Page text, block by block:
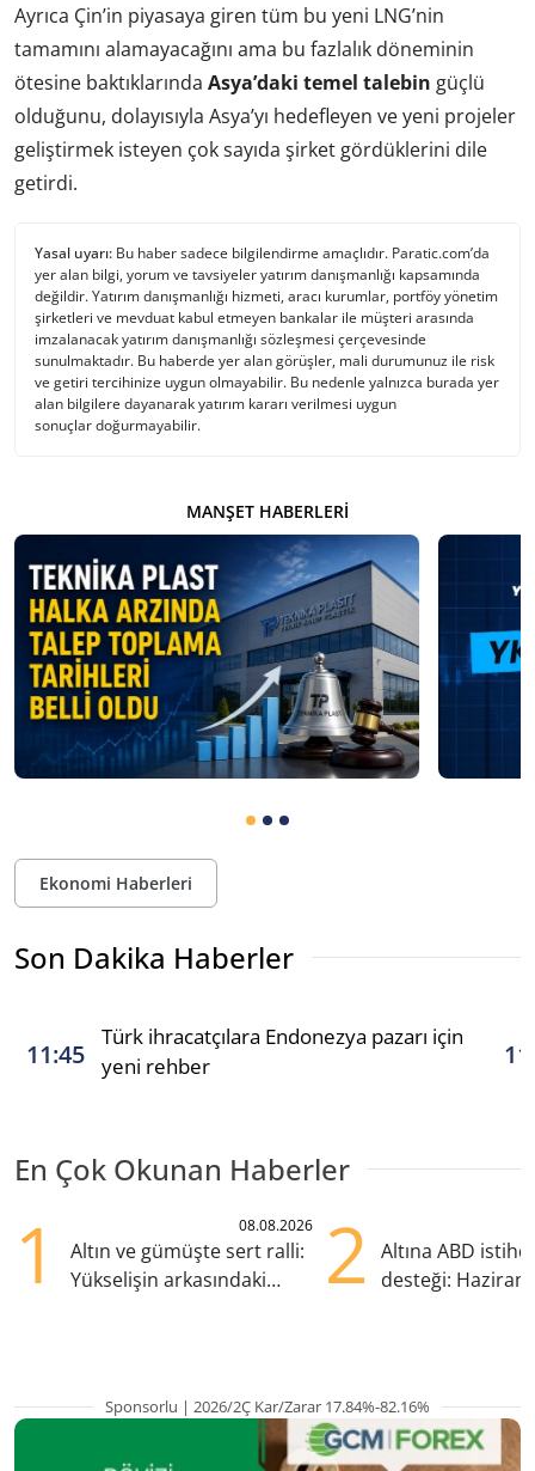
Ayrıca Çin’in piyasaya giren tüm bu yeni LNG’nin
tamamını alamayacağını ama bu fazlalık döneminin
ötesine baktıklarında Asya’daki temel talebin güçlü
olduğunu, dolayısıyla Asya’yı hedefleyen ve yeni projeler
geliştirmek isteyen çok sayıda şirket gördüklerini dile
getirdi.
Yasal uyarı: Bu haber sadece bilgilendirme amaçlıdır. Paratic.com’da
yer alan bilgi, yorum ve tavsiyeler yatırım danışmanlığı kapsamında
değildir. Yatırım danışmanlığı hizmeti, aracı kurumlar, portföy yönetim
şirketleri ve mevduat kabul etmeyen bankalar ile müşteri arasında
imzalanacak yatırım danışmanlığı sözleşmesi çerçevesinde
sunulmaktadır. Bu haberde yer alan görüşler, mali durumunuz ile risk
ve getiri tercihinize uygun olmayabilir. Bu nedenle yalnızca burada yer
alan bilgilere dayanarak yatırım kararı verilmesi uygun
sonuçlar doğurmayabilir.
MANŞET HABERLERI
Ekonomi Haberleri
Son Dakika Haberler
11:45
Türk ihracatçılara Endonezya pazarı için
yeni rehber
En Çok Okunan Haberler
1 08.08.2026
Altın ve gümüşte sert ralli:
Yükselişin arkasındaki
2
Altına ABD
desteği:
Sponsorlu | 2026/2Ç Kar/Zarar 17.84%-82.16%